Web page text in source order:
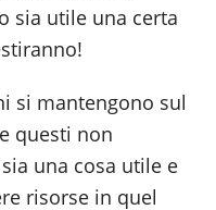
sia utile una certa
si mantengono sul
questi non
una cosa utile e
risorse in quel